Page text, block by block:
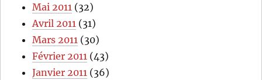
Mai 2011 (32)
Avril 2011 (31)
Mars 2011 (30)
Février 2011 (43)
Janvier 2011 (36)